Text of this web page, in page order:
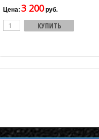
Цена: 3 200руб.